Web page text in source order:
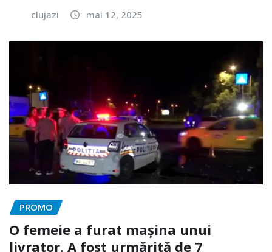
clujazi mai 12, 2025
PROMO
O femeie a furat mașina unui
livrator. A fost urmărită de 7